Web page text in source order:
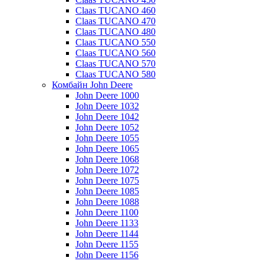
Claas TUCANO 460
Claas TUCANO 470
Claas TUCANO 480
Claas TUCANO 550
Claas TUCANO 560
Claas TUCANO 570
Claas TUCANO 580
Комбайн John Deere
John Deere 1000
John Deere 1032
John Deere 1042
John Deere 1052
John Deere 1055
John Deere 1065
John Deere 1068
John Deere 1072
John Deere 1075
John Deere 1085
John Deere 1088
John Deere 1100
John Deere 1133
John Deere 1144
John Deere 1155
John Deere 1156